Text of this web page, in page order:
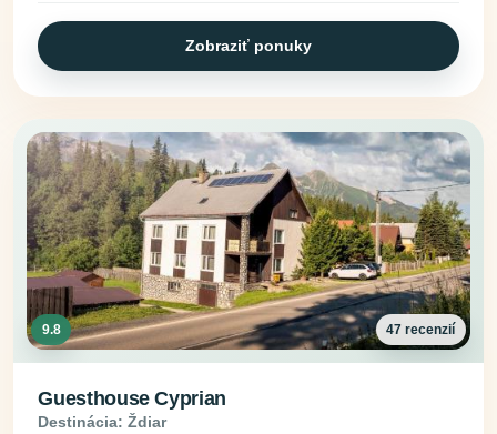
Zobraziť ponuky
9.8 47 recenzií
Guesthouse Cyprian
Destinácia: Ždiar